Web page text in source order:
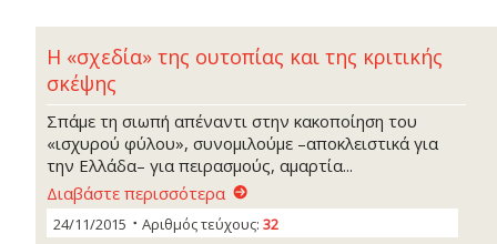
Η «σχεδία» της ουτοπίας και της κριτικής
σκέψης
Σπάμε τη σιωπή απέναντι στην κακοποίηση του
«ισχυρού φύλου», συνομιλούμε –αποκλειστικά για
την Ελλάδα– για πειρασμούς, αμαρτία...
Διαβάστε περισσότερα
24/11/2015 Αριθμός τεύχους: 32